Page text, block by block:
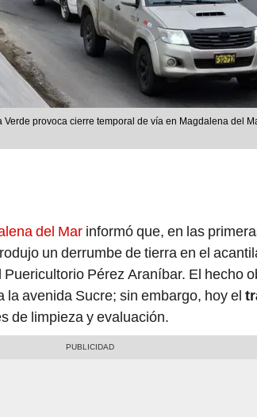
provoca cierre temporal de vía en Magdalena del
del Mar informó que, en las
un derrumbe de tierra en el
Puericultorio Pérez Araníbar. El hecho
la avenida Sucre; sin embargo, hoy el
de limpieza y evaluación.